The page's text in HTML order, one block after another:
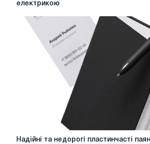
вирішить
проблеми
електрикою
електрикою
Надійні
Надійні та недорогі пластинчасті паяні